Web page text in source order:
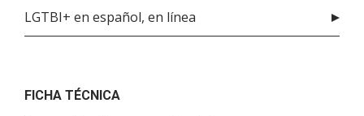
LGTBI+ en español, en línea
FICHA TÉCNICA